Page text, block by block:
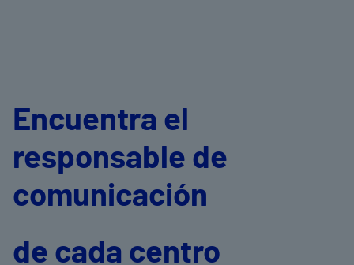
Encuentra el
responsable de
comunicación
de cada centro